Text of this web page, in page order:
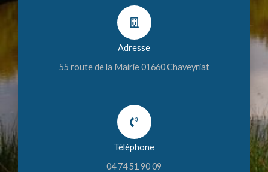
Adresse
55 route de la Mairie 01660 Chaveyriat
Téléphone
04 74 51 90 09